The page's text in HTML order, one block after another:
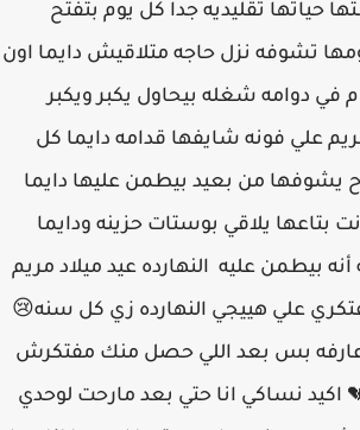
حياتها تقليديه جدا كل يوم بتفتح
تشوفه نزل حاجه متلاقيش دايما اون
دوامه شغله بيحاول يكبر ويكبر
علي فونه شايفها قدامه دايما كل
يشوفها من بعيد بيطمن عليها دايما
بتاعها يلاقي بوستات حزينه ودايما
بيطمن عليه النهارده عيد ميلاد مريم
تفتكري علي هييجي النهارده زي كل سنه😢
عارفه بس بعد اللي حصل منك مفتكرش
اكيد نساكي انا حتي بعد مارحت لوحدي